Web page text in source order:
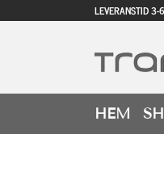
LEVERANSTID 3-
HEM